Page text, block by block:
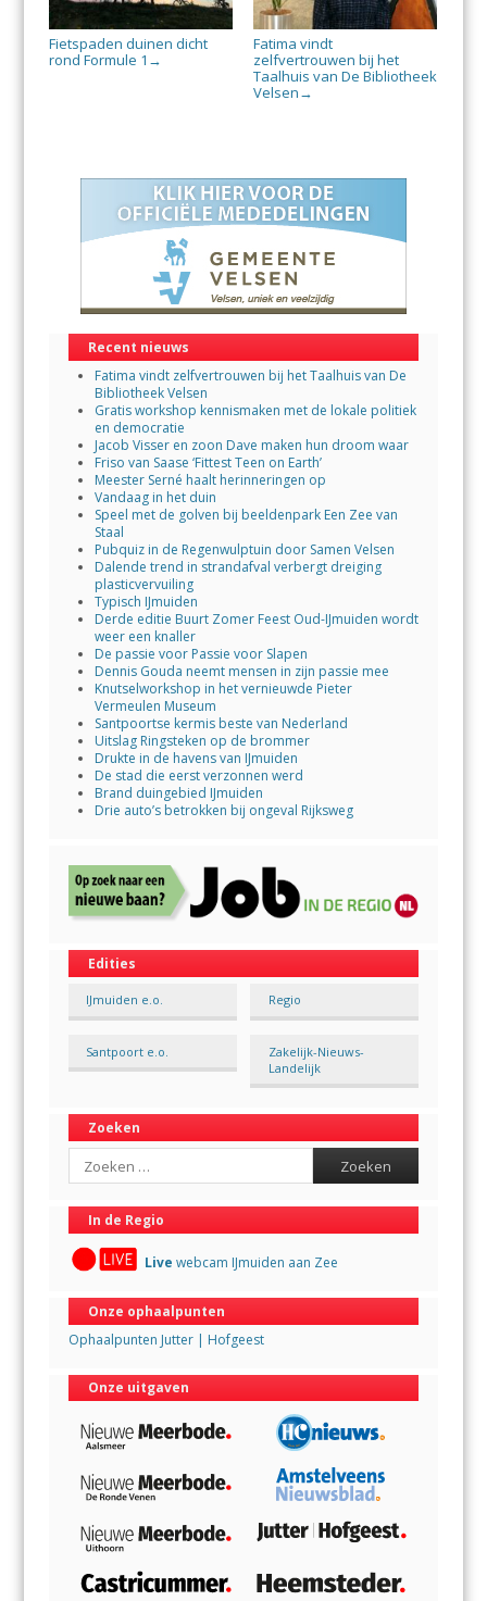
Fietspaden duinen dicht
rond Formule 1 →
Fatima vindt
zelfvertrouwen bij het
Taalhuis van De Bibliotheek
Velsen →
Recent nieuws
Fatima vindt zelfvertrouwen bij het Taalhuis van De
Bibliotheek Velsen
Gratis workshop kennismaken met de lokale politiek
en democratie
Jacob Visser en zoon Dave maken hun droom waar
Friso van Saase ‘Fittest Teen on Earth’
Meester Serné haalt herinneringen op
Vandaag in het duin
Speel met de golven bij beeldenpark Een Zee van
Staal
Pubquiz in de Regenwulptuin door Samen Velsen
Dalende trend in strandafval verbergt dreiging
plasticvervuiling
Typisch IJmuiden
Derde editie Buurt Zomer Feest Oud-IJmuiden wordt
weer een knaller
De passie voor Passie voor Slapen
Dennis Gouda neemt mensen in zijn passie mee
Knutselworkshop in het vernieuwde Pieter
Vermeulen Museum
Santpoortse kermis beste van Nederland
Uitslag Ringsteken op de brommer
Drukte in de havens van IJmuiden
De stad die eerst verzonnen werd
Brand duingebied IJmuiden
Drie auto’s betrokken bij ongeval Rijksweg
Edities
IJmuiden e.o. Regio
Santpoort e.o.
Zakelijk-Nieuws-
Landelijk
Zoeken
Search
In de Regio
Live webcam IJmuiden aan Zee
Onze ophaalpunten
Ophaalpunten Jutter | Hofgeest
Onze uitgaven